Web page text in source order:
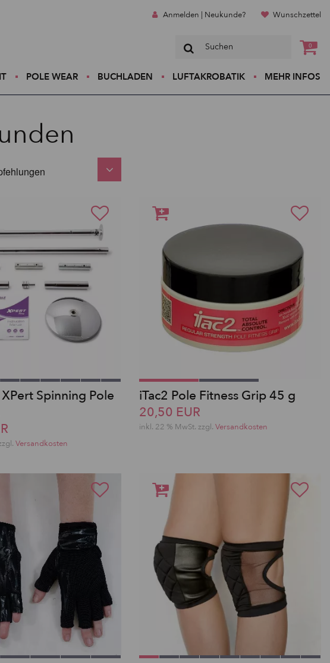
Anmelden | Neukunde? Wunschzettel
0
POLE WEAR BUCHLADEN LUFTAKROBATIK MEHR INFOS
Spinning Pole
Versandkosten
iTac2 Pole Fitness Grip 45 g
20,50 EUR
inkl. 22 % MwSt. zzgl. Versandkosten